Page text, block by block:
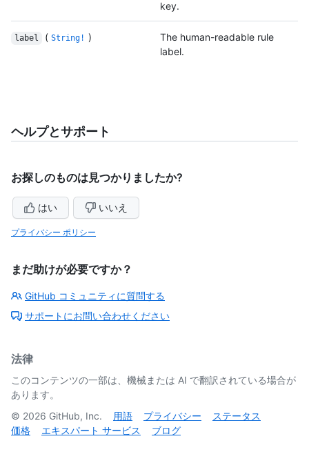
key.
label ( String! )
The human-readable rule
label.
ヘルプとサポート
お探しのものは見つかりましたか?
はい いいえ
プライバシー ポリシー
まだ助けが必要ですか？
GitHub コミュニティに質問する
サポートにお問い合わせください
法律
このコンテンツの一部は、機械または AI で翻訳されている場合が
あります。
© 2026 GitHub, Inc. 用語 プライバシー
ステータス
価格
エキスパート サービス ブログ